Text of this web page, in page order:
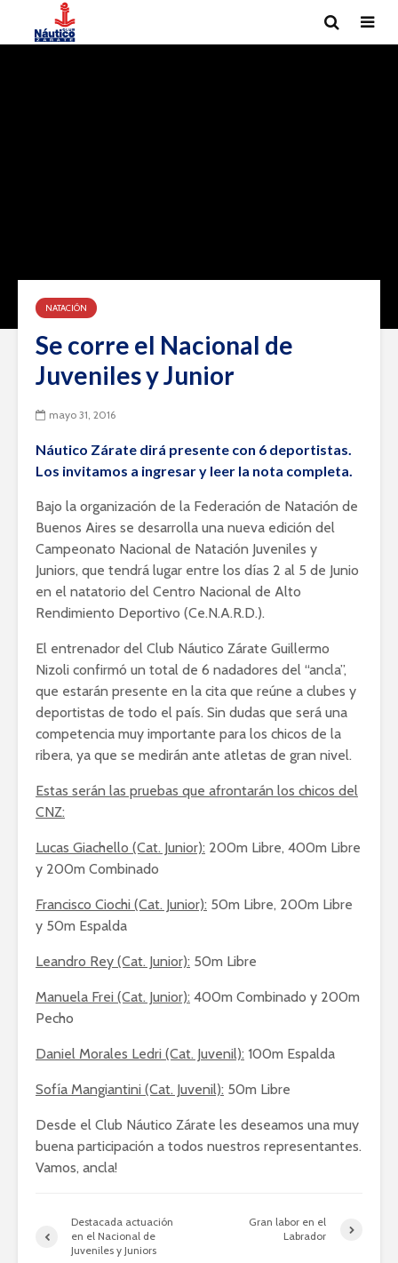
NATACIÓN
Se corre el Nacional de
Juveniles y Junior
mayo 31, 2016
Náutico Zárate dirá presente con 6 deportistas.
Los invitamos a ingresar y leer la nota completa.
Bajo la organización de la Federación de Natación de
Buenos Aires se desarrolla una nueva edición del
Campeonato Nacional de Natación Juveniles y
Juniors, que tendrá lugar entre los días 2 al 5 de Junio
en el natatorio del Centro Nacional de Alto
Rendimiento Deportivo (Ce.N.A.R.D.).
El entrenador del Club Náutico Zárate Guillermo
Nizoli confirmó un total de 6 nadadores del “ancla”,
que estarán presente en la cita que reúne a clubes y
deportistas de todo el país. Sin dudas que será una
competencia muy importante para los chicos de la
ribera, ya que se medirán ante atletas de gran nivel.
Estas serán las pruebas que afrontarán los chicos del
CNZ:
Lucas Giachello (Cat. Junior): 200m Libre, 400m Libre
y 200m Combinado
Francisco Ciochi (Cat. Junior): 50m Libre, 200m Libre
y 50m Espalda
Leandro Rey (Cat. Junior): 50m Libre
Manuela Frei (Cat. Junior): 400m Combinado y 200m
Pecho
Daniel Morales Ledri (Cat. Juvenil): 100m Espalda
Sofía Mangiantini (Cat. Juvenil): 50m Libre
Desde el Club Náutico Zárate les deseamos una muy
buena participación a todos nuestros representantes.
Vamos, ancla!
Destacada actuación
en el Nacional de
Juveniles y Juniors
Gran labor en el
Labrador